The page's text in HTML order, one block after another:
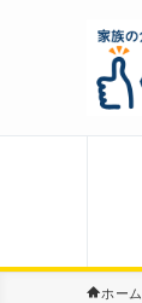
ホーム